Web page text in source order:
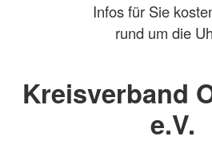
Infos für Sie
rund um die
Kreisverband
e.V.